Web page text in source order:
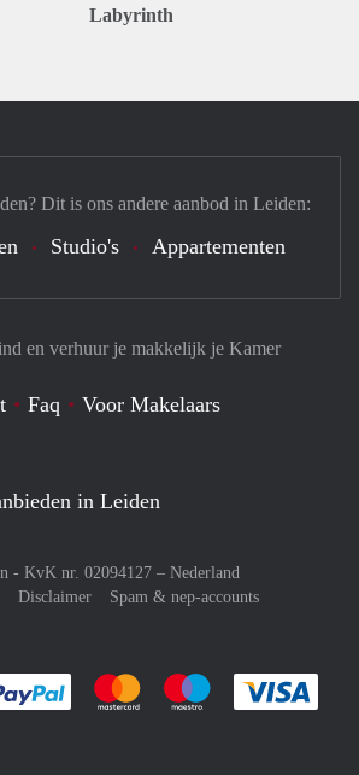
Labyrinth
en verhuur je makkelijk je Kamer
Faq
Voor Makelaars
in Leiden
- KvK nr. 02094127 – Nederland
Disclaimer
Spam & nep-accounts
Je rekent gemakkelijk af met Paypal
Je rekent gemakkelijk af met
Je rekent
Dit is ons andere aanbod in Leiden:
Studio's Appartementen